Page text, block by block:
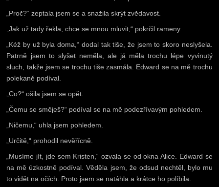
„Proč?“ zeptala jsem se a snažila skrýt zvědavost.
„Jak už tady řekla, chce se mnou mluvit,“ pokrčil rameny.
„Kéž by už byla doma,“ dodal tak tiše, že jsem to skoro neslyšela.
Patrně jsem to slyšet neměla, ale já měla trochu lépe vyvinutý
sluch, takže jsem se trochu tiše zasmála. Edward se na mě trochu
polekaně podíval.
„Co?“ ošila jsem se opět.
„Čemu se směješ?“ podíval se na mě podezřívavým pohledem.
„Ničemu,“ uhla jsem pohledem.
„Určitě,“ prohodil nevěřícně.
„Musíme jít, jde sem Kristen,“ ozvala se od okna Alice. Edward se
na mě úzkostně podíval. Věděla jsem, že odsud nechtěl, bylo mu
to vidět na očích. Proto jsem se natáhla a krátce ho políbila.